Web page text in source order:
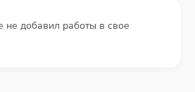
не добавил работы в свое